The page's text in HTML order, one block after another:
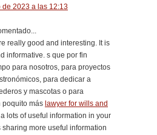
de 2023 a las 12:13
really good and interesting. It is
informative. s que por fin
para nosotros, para proyectos
para dedicar a
y mascotas o para
poquito más lawyer for wills and
a lots of useful information in your
sharing more useful information